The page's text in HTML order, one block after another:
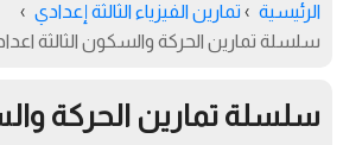
الرئيسية › تمارين الفيزياء الثالثة إعدادي ›
سلسلة تمارين الحركة والسكون الثالثة
سلسلة تمارين الحركة